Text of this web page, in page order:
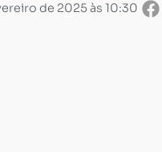
de 2025 às 10:30